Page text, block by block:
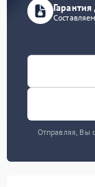
Отправляя, Вы